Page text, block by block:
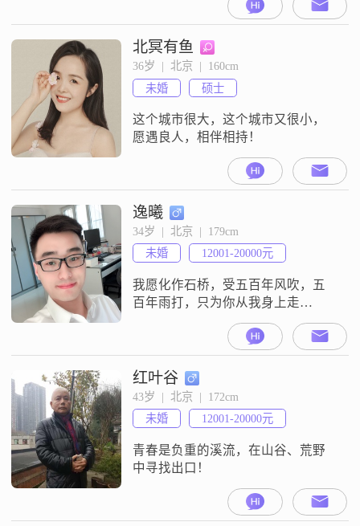
北冥有鱼
36岁  |  北京  |  160cm
未婚
硕士
这个城市很大，这个城市又很小，
愿遇良人，相伴相持！
逸曦
34岁  |  北京  |  179cm
未婚
12001-20000元
我愿化作石桥，受五百年风吹，五
百年雨打，只为你从我身上走
红叶谷
43岁  |  北京  |  172cm
未婚
12001-20000元
青春是负重的溪流，在山谷、荒野
中寻找出口！